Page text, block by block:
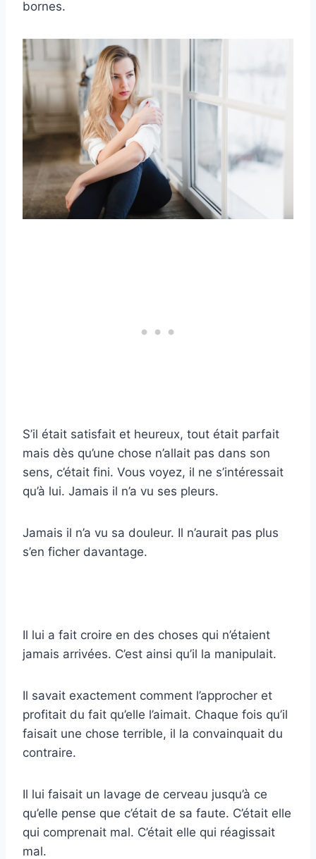
bornes.
S’il était satisfait et heureux, tout était parfait
mais dès qu’une chose n’allait pas dans son
sens, c’était fini. Vous voyez, il ne s’intéressait
qu’à lui. Jamais il n’a vu ses pleurs.
Jamais il n’a vu sa douleur. Il n’aurait pas plus
s’en ficher davantage.
Il lui a fait croire en des choses qui n’étaient
jamais arrivées. C’est ainsi qu’il la manipulait.
Il savait exactement comment l’approcher et
profitait du fait qu’elle l’aimait. Chaque fois qu’il
faisait une chose terrible, il la convainquait du
contraire.
Il lui faisait un lavage de cerveau jusqu’à ce
qu’elle pense que c’était de sa faute. C’était elle
qui comprenait mal. C’était elle qui réagissait
mal.